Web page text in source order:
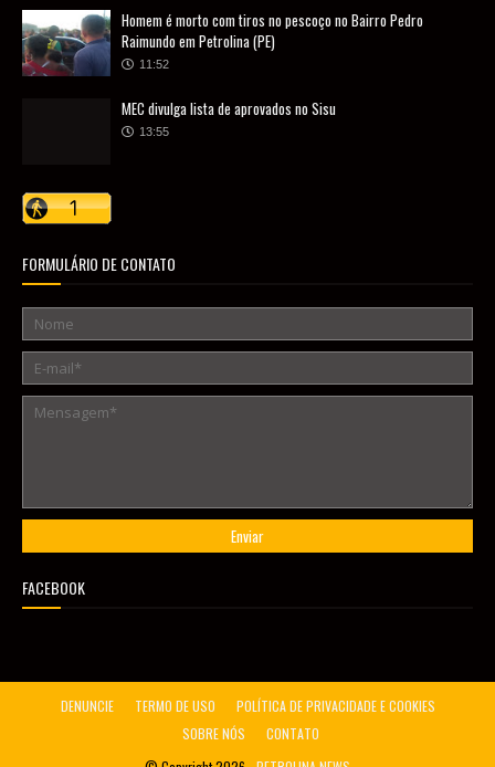
Homem é morto com tiros no pescoço no Bairro Pedro
Raimundo em Petrolina (PE)
11:52
MEC divulga lista de aprovados no Sisu
13:55
FORMULÁRIO DE CONTATO
FACEBOOK
DENUNCIE TERMO DE USO
POLÍTICA DE PRIVACIDADE E COOKIES
SOBRE NÓS
CONTATO